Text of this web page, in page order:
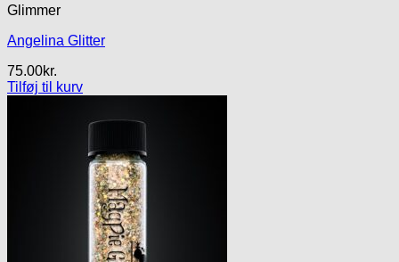
Glimmer
Angelina Glitter
75.00kr.
Tilføj til kurv